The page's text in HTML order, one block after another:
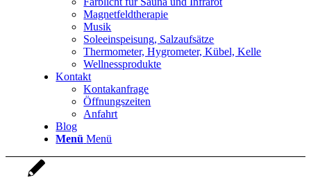
Magnetfeldtherapie
Musik
Soleeinspeisung, Salzaufsätze
Thermometer, Hygrometer, Kübel, Kelle
Wellnessprodukte
Kontakt
Kontakanfrage
Öffnungszeiten
Anfahrt
Blog
Menü Menü